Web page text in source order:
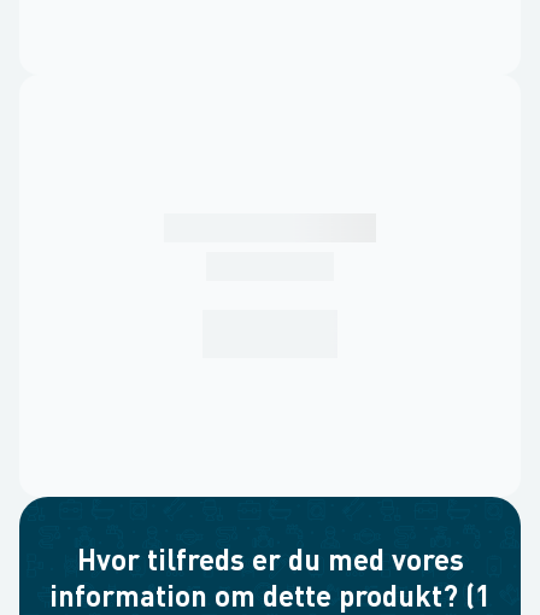
Hvor tilfreds er du med vores
information om dette produkt? (1